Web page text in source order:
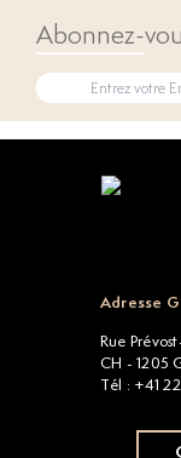
Abonnez-
Adresse
Rue
CH - 1205
Tél : +41